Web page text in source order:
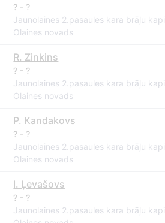
? - ?
Jaunolaines 2.pasaules kara brāļu kapi
Olaines novads
R. Zinkins
? - ?
Jaunolaines 2.pasaules kara brāļu kapi
Olaines novads
P. Kandakovs
? - ?
Jaunolaines 2.pasaules kara brāļu kapi
Olaines novads
I. Ļevašovs
? - ?
Jaunolaines 2.pasaules kara brāļu kapi